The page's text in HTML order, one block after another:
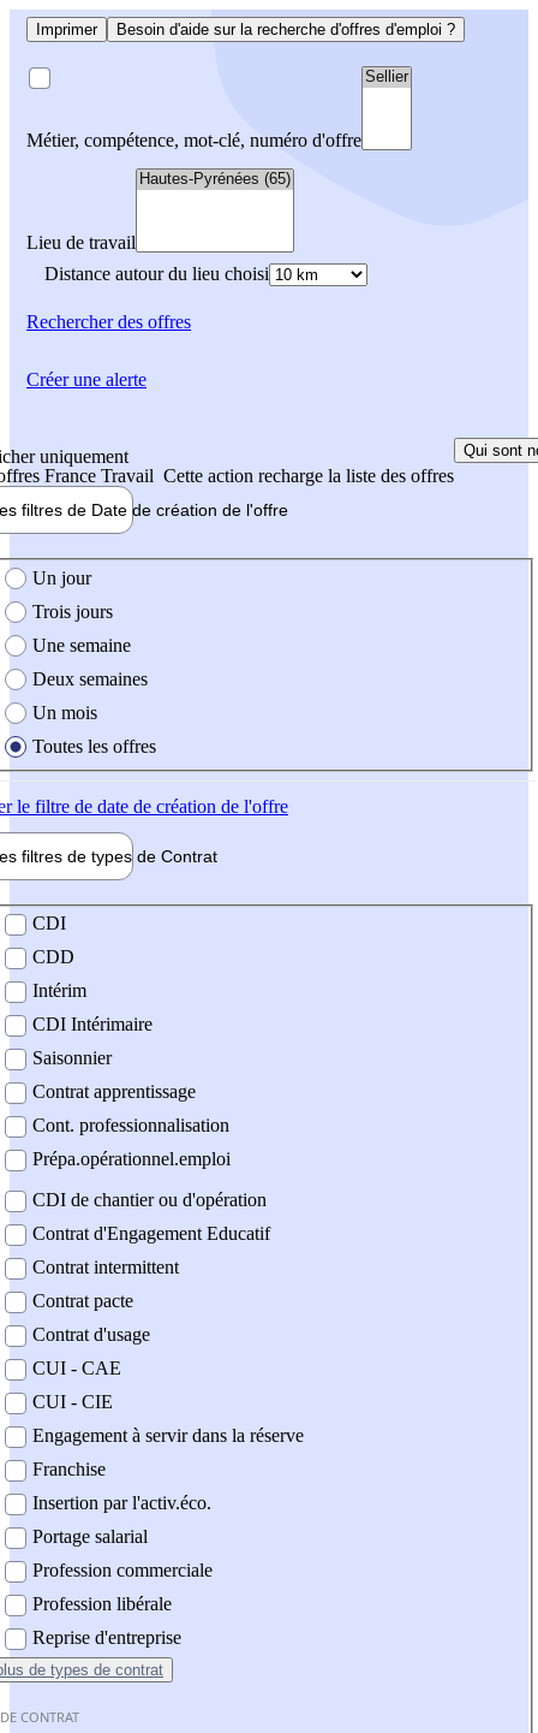
Imprimer Besoin d'aide sur la recherche d'offres d'emploi ?
Métier, compétence, mot-clé, numéro d'offre
Lieu de travail
Distance autour du lieu choisi
Rechercherdes offres
uniquement
France Travail Cette action recharge la liste des offres
Qui sont
filtres de Date de création de l'offre
création de l'offre
Un jour
Trois jours
Une semaine
Deux semaines
Un mois
Toutes les offres
le filtre de date de création de l'offre
filtres de types de Contrat
contrat
CDI
CDD
Intérim
CDI Intérimaire
Saisonnier
Contrat apprentissage
Cont. professionnalisation
Prépa.opérationnel.emploi
CDI de chantier ou d'opération
Contrat d'Engagement Educatif
Contrat intermittent
Contrat pacte
Contrat d'usage
CUI - CAE
CUI - CIE
Engagement à servir dans la réserve
Franchise
Insertion par l'activ.éco.
Portage salarial
Profession commerciale
Profession libérale
Reprise d'entreprise
de types de contrat
CONTRAT
Créer une alerte